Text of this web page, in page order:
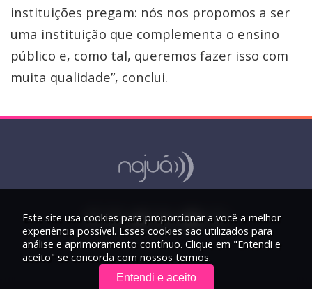
instituições pregam: nós nos propomos a ser
uma instituição que complementa o ensino
público e, como tal, queremos fazer isso com
muita qualidade”, conclui.
Este site usa cookies para proporcionar a você a melhor
experiência possível. Esses cookies são utilizados para
análise e aprimoramento contínuo. Clique em "Entendi e
aceito" se concorda com nossos termos.
Entendi e aceito